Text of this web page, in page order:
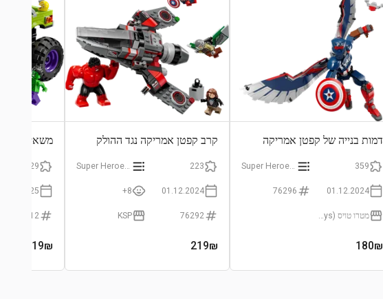
דמות בנייה של קפטן אמריקה
359
01.12.2024
76296
180₪
קרב קפטן אמריקה נגד ההולק
223
01.12.2024
8+
76292
KSP
219₪
משאית הענק
229
76312
119₪